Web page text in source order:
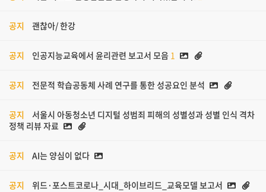
공지 괜찮아/ 한강
공지 인공지능교육에서 윤리관련 보고서 모음 1
공지 전문적 학습공동체 사례 연구를 통한 성공요인 분석
공지
서울시 아동청소년 디지털 성범죄 피해의 성별성과 성별 인식 격차
정책 리뷰 자료
공지 AI는 양심이 없다
공지 위드·포스트코로나_시대_하이브리드_교육모델 보고서